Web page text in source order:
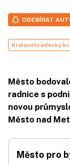
ODEBÍRAT
Královéhradecký
Město
radnice s
novou
Město nad
Město pro